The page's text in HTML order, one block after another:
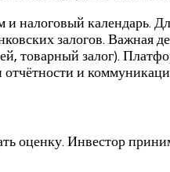
налоговый календарь.
залогов. Важная
товарный залог).
и
оценку. Инвестор